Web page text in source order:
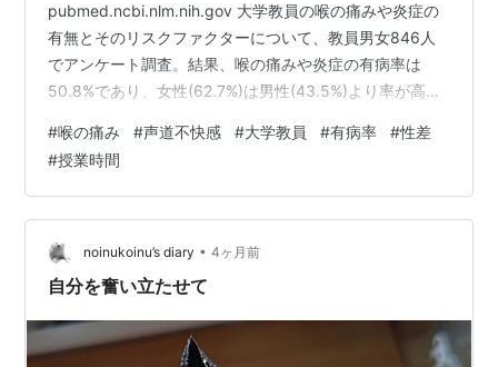
pubmed.ncbi.nlm.nih.gov 大学教員の喉の痛みや炎症の
有無とそのリスクファクターについて、教員男女846人
でアンケート調査。結果、喉の痛みや炎症の有病率は
50.8%であり、女性(62.7%)は男性(43.5%)より率が高か
員は、授業以外の業務時間がより長い教員と比べて、こ
れらの症状を持つ割合が高かった。 その他の要因であ
る、職場の音環境(騒音),職場のエアーコンディション,ス
トレスや不安,個人的な習慣,生活習慣や生活の質なども、
症状の発生と関連していた。 元ツイート： 大学教員に…
#喉の痛み #声道不快感 #大学教員 #有病率 #性差
#授業時間
noinukoinu’s diary • 4ヶ月前
自分を奮い立たせて